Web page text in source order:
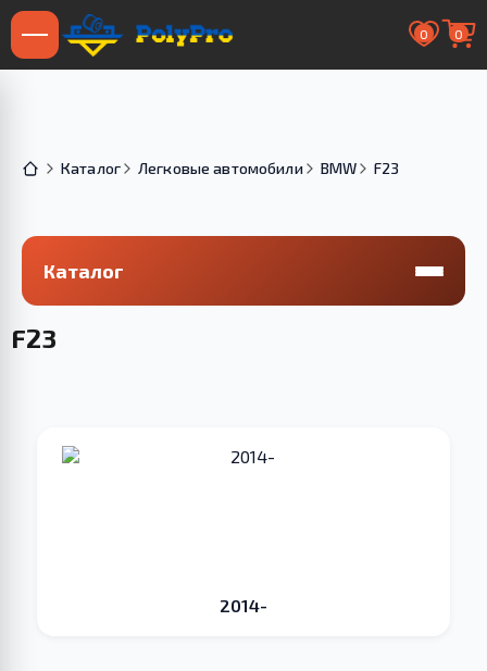
0 0
Каталог Легковые автомобили BMW F23
Каталог
F23
2014-